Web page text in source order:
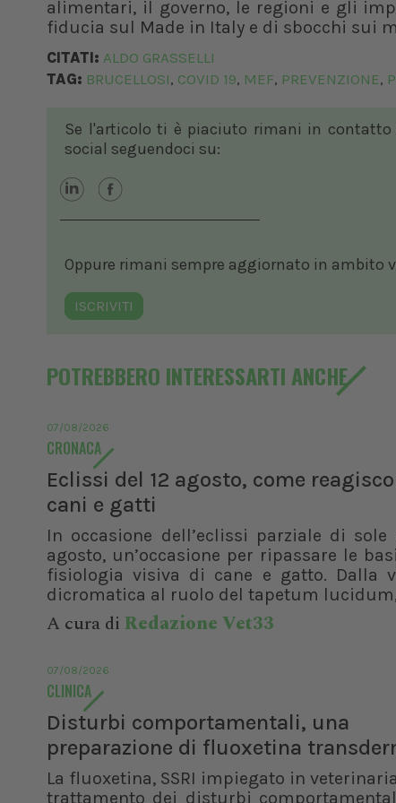
alimentari, il governo, le regioni e gli
fiducia sul Made in Italy e di sbocchi sui
CITATI: ALDO GRASSELLI
TAG: BRUCELLOSI, COVID 19, MEF, PREVENZIONE,
Se l'articolo ti è piaciuto rimani in
social seguendoci su:
Oppure rimani sempre aggiornato in ambito
ISCRIVITI
POTREBBERO INTERESSARTI ANCHE
07/08/2026
CRONACA
Eclissi del 12 agosto, come
cani e gatti
In occasione dell’eclissi parziale di sole
agosto, un’occasione per ripassare le
fisiologia visiva di cane e gatto. Dalla
dicromatica al ruolo del tapetum
A cura di Redazione Vet33
07/08/2026
CLINICA
Disturbi comportamentali, una
preparazione di fluoxetina
La fluoxetina, SSRI impiegato in
trattamento dei disturbi